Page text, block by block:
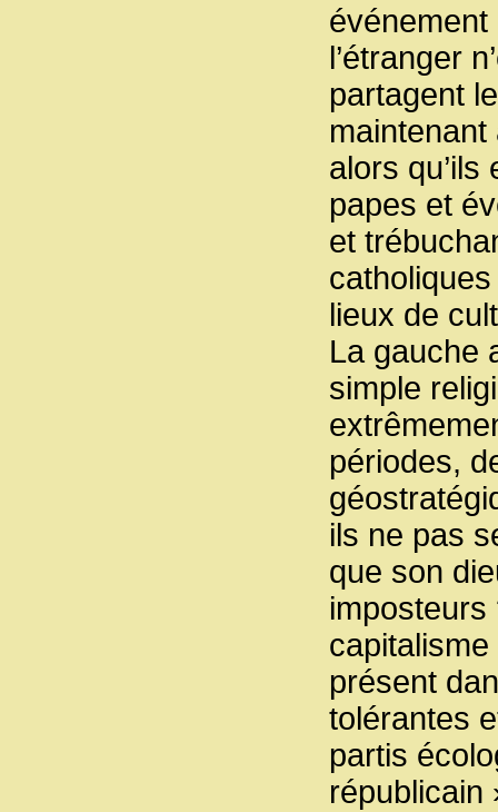
l’étranger
partagent
alors qu’ils
papes et
et
lieux de
La gauche
simple
périodes,
ils ne pas
que son
imposteurs
présent
tolérantes
partis
républicain